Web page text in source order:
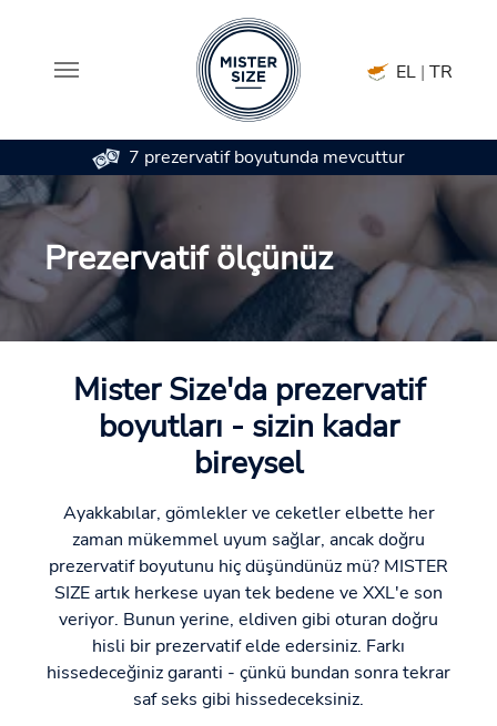
Skip to main content
EL | TR
7 prezervatif boyutunda mevcuttur
Prezervatif ölçünüz
Mister Size'da prezervatif
boyutları - sizin kadar
bireysel
Ayakkabılar, gömlekler ve ceketler elbette her
zaman mükemmel uyum sağlar, ancak doğru
prezervatif boyutunu hiç düşündünüz mü? MISTER
SIZE artık herkese uyan tek bedene ve XXL'e son
veriyor. Bunun yerine, eldiven gibi oturan doğru
hisli bir prezervatif elde edersiniz. Farkı
hissedeceğiniz garanti - çünkü bundan sonra tekrar
saf seks gibi hissedeceksiniz.